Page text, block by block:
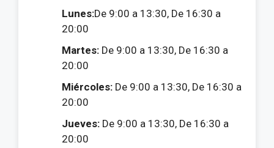
Lunes:De 9:00 a 13:30, De 16:30 a
20:00
Martes: De 9:00 a 13:30, De 16:30 a
20:00
Miércoles: De 9:00 a 13:30, De 16:30 a
20:00
Jueves: De 9:00 a 13:30, De 16:30 a
20:00